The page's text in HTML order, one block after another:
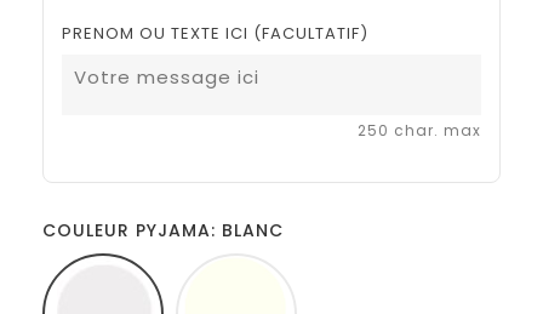
PRENOM OU TEXTE ICI (FACULTATIF)
250 char. max
COULEUR PYJAMA: BLANC